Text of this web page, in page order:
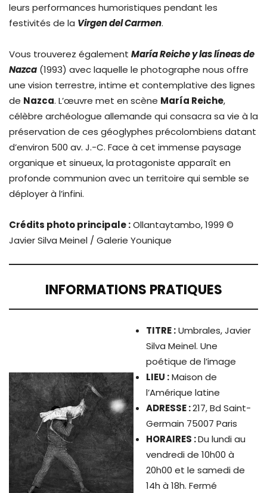
leurs performances humoristiques pendant les
festivités de la Virgen del Carmen.
Vous trouverez également María Reiche y las líneas de
Nazca (1993) avec laquelle le photographe nous offre
une vision terrestre, intime et contemplative des lignes
de Nazca. L’œuvre met en scène María Reiche,
célèbre archéologue allemande qui consacra sa vie à la
préservation de ces géoglyphes précolombiens datant
d’environ 500 av. J.-C. Face à cet immense paysage
organique et sinueux, la protagoniste apparaît en
profonde communion avec un territoire qui semble se
déployer à l’infini.
Crédits photo principale :Ollantaytambo, 1999 ©
Javier Silva Meinel / Galerie Younique
INFORMATIONS PRATIQUES
TITRE:Umbrales, Javier
Silva Meinel. Une
poétique de l’image
LIEU :Maison de
l’Amérique latine
ADRESSE :217, Bd Saint-
Germain 75007 Paris
HORAIRES :Du lundi au
vendredi de 10h00 à
20h00 et le samedi de
14h à 18h. Fermé